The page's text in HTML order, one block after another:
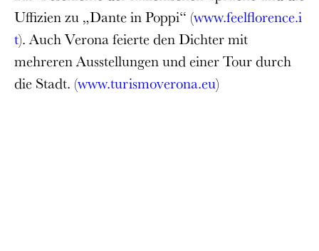
Uffizien zu „Dante in Poppi“ (www.feelflorence.i
t). Auch Verona feierte den Dichter mit
mehreren Ausstellungen und einer Tour durch
die Stadt. (www.turismoverona.eu)